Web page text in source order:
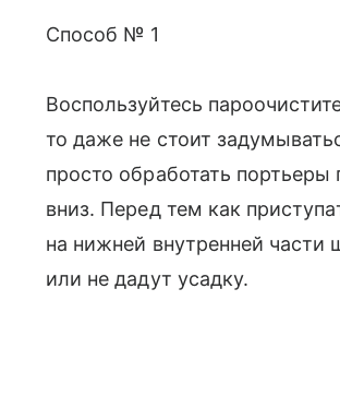
Способ № 1
Воспользуйтесь
то даже не стоит
просто обработать
вниз. Перед тем как
на нижней внутренней
или не дадут усадку.